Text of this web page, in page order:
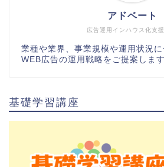
広告運用インハウス化支
アドベート
業種や業界、事業規模や運用状況
WEB広告の運用戦略をご提案します
基礎学習講座